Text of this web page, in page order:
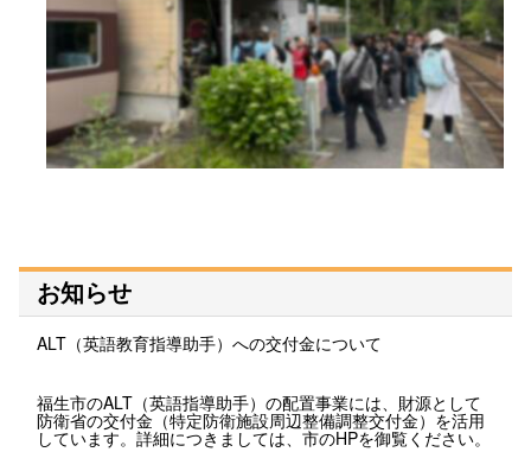
お知らせ
ALT（英語教育指導助手）への交付金について
福生市のALT（英語指導助手）の配置事業には、財源として
防衛省の交付金（特定防衛施設周辺整備調整交付金）を活用
しています。詳細につきましては、市のHPを御覧ください。